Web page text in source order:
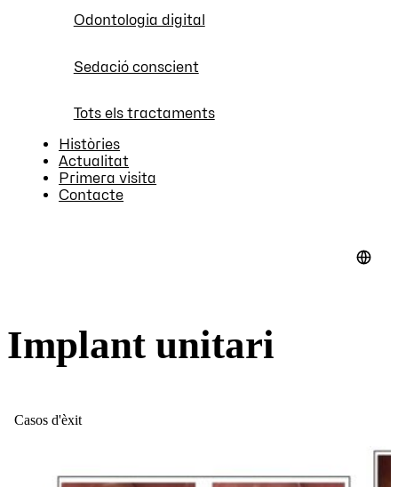
Odontologia digital
Sedació conscient
Tots els tractaments
Històries
Actualitat
Primera visita
Contacte
Implant unitari
Casos d'èxit